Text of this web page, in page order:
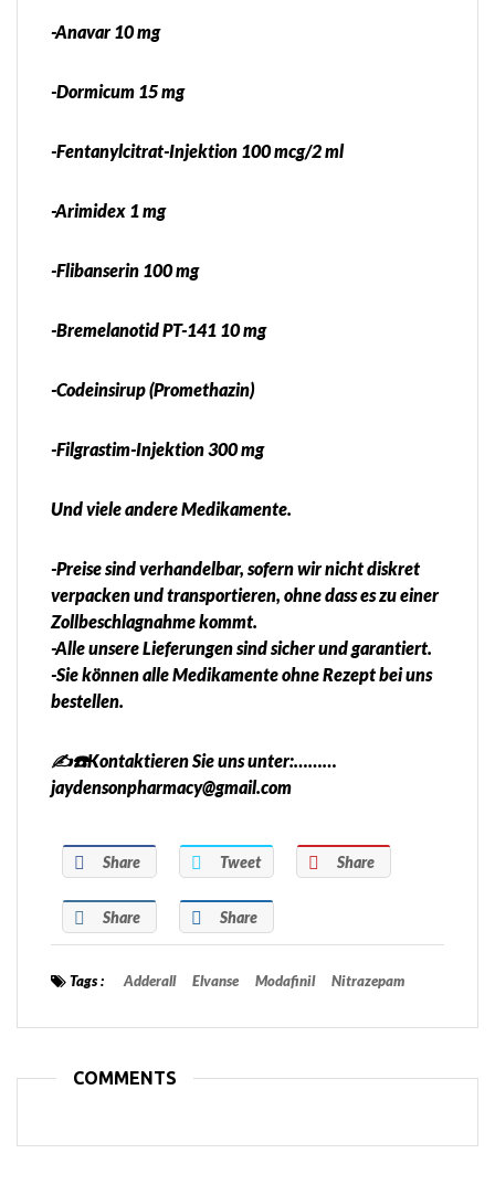
-Anavar 10 mg
-Dormicum 15 mg
-Fentanylcitrat-Injektion 100 mcg/2 ml
-Arimidex 1 mg
-Flibanserin 100 mg
-Bremelanotid PT-141 10 mg
-Codeinsirup (Promethazin)
-Filgrastim-Injektion 300 mg
Und viele andere Medikamente.
-Preise sind verhandelbar, sofern wir nicht diskret
verpacken und transportieren, ohne dass es zu einer
Zollbeschlagnahme kommt.
-Alle unsere Lieferungen sind sicher und garantiert.
-Sie können alle Medikamente ohne Rezept bei uns
bestellen.
✍️☎️Kontaktieren Sie uns unter:………
jaydensonpharmacy@gmail.com
Share Tweet Share
Share Share
Tags : Adderall Elvanse Modafinil Nitrazepam
COMMENTS